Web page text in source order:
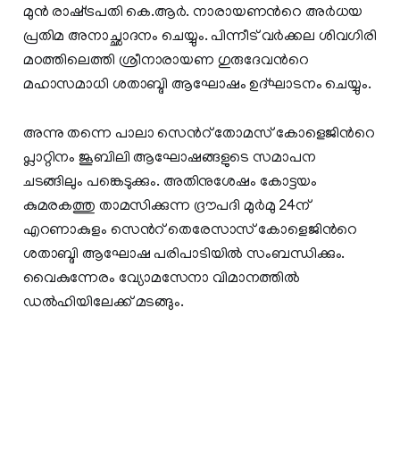
മുൻ രാഷ്‌ട്രപതി കെ.ആർ. നാരായണന്‍റെ അർധയ
പ്രതിമ അനാച്ഛാദനം ചെയ്യും. പിന്നീട് വർക്കല ശിവഗിരി
മഠത്തിലെത്തി ശ്രീനാരായണ ഗുരുദേവന്‍റെ
മഹാസമാധി ശതാബ്ദി ആഘോഷം ഉദ്ഘാടനം ചെയ്യും.
അന്നു തന്നെ പാലാ സെന്‍റ് തോമസ് കോളെജിന്‍റെ
പ്ലാറ്റിനം ജൂബിലി ആഘോഷങ്ങളുടെ സമാപന
ചടങ്ങിലും പങ്കെടുക്കും. അതിനുശേഷം കോട്ടയം
കുമരകത്തു താമസിക്കുന്ന ദ്രൗപദി മുർമു 24ന്
എറണാകുളം സെന്‍റ് തെരേസാസ് കോളെജിന്‍റെ
ശതാബ്ദി ആഘോഷ പരിപാടിയിൽ സംബന്ധിക്കും.
വൈകുന്നേരം വ്യോമസേനാ വിമാനത്തിൽ
ഡൽഹിയിലേക്ക് മടങ്ങും.